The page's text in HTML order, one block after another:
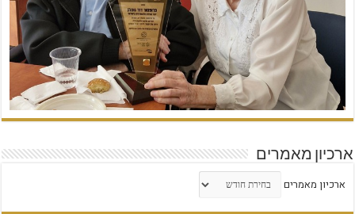
ארכיון מאמרים
ארכיון מאמרים